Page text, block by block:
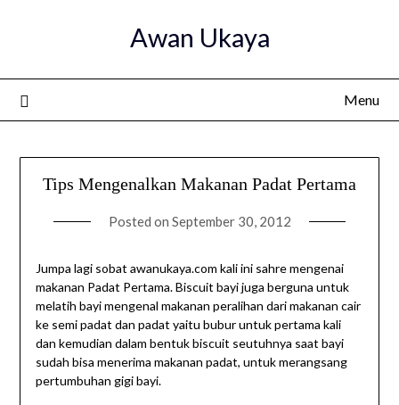
Awan Ukaya
Menu
Tips Mengenalkan Makanan Padat Pertama
Posted on September 30, 2012
Jumpa lagi sobat awanukaya.com kali ini sahre mengenai
makanan Padat Pertama. Biscuit bayi juga berguna untuk
melatih bayi mengenal makanan peralihan dari makanan cair
ke semi padat dan padat yaitu bubur untuk pertama kali
dan kemudian dalam bentuk biscuit seutuhnya saat bayi
sudah bisa menerima makanan padat, untuk merangsang
pertumbuhan gigi bayi.